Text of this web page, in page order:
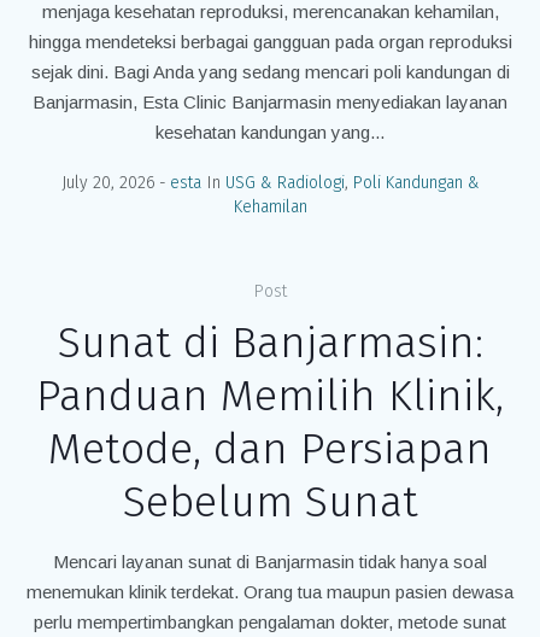
menjaga kesehatan reproduksi, merencanakan kehamilan,
hingga mendeteksi berbagai gangguan pada organ reproduksi
sejak dini. Bagi Anda yang sedang mencari poli kandungan di
Banjarmasin, Esta Clinic Banjarmasin menyediakan layanan
kesehatan kandungan yang...
July 20, 2026 esta In USG & Radiologi, Poli Kandungan &
Kehamilan
Post
Sunat di Banjarmasin:
Panduan Memilih Klinik,
Metode, dan Persiapan
Sebelum Sunat
Mencari layanan sunat di Banjarmasin tidak hanya soal
menemukan klinik terdekat. Orang tua maupun pasien dewasa
perlu mempertimbangkan pengalaman dokter, metode sunat